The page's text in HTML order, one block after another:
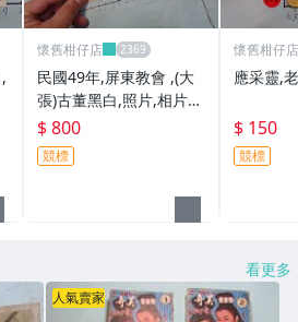
懷舊柑仔店
民國49年,屏東教會 ,(大
張)古董黑白,照片,相片**
稀少品
$ 800
競標
懷舊柑仔店
應采靈,
$ 150
競標
看更多
人氣賣家